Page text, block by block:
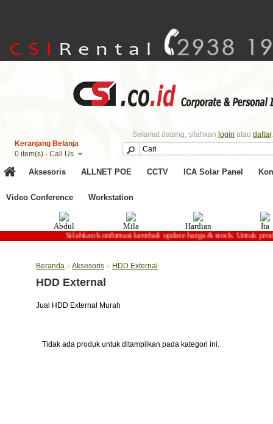
Aksesoris ALLNET POE CCTV ICA Solar Panel
Video Conference Workstation
Keranjang Belanja
0 item(s) - Call Us
Selamat datang, silahkan login atau daftar.
Abdul Mila Hardian
Ita
Silahkan konfirmasi kembali update harga & stock.
Beranda » Aksesoris » HDD External
HDD External
Jual HDD External Murah
Tidak ada produk untuk ditampilkan pada kategori ini.